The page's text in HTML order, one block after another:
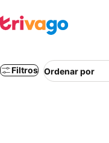
Filtros Ordenar por